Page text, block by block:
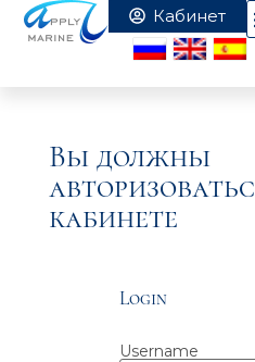
Вы должны
кабинете
Login
Username